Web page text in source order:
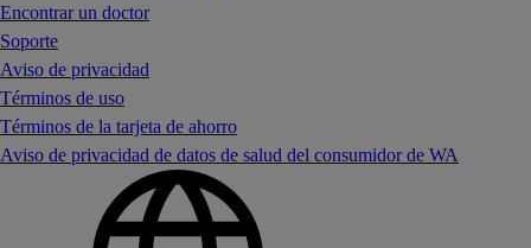
Encontrar un doctor
Soporte
Aviso de privacidad
Términos de uso
Términos de la tarjeta de ahorro
Aviso de privacidad de datos de salud del consumidor de WA